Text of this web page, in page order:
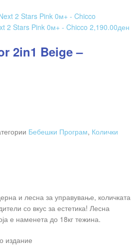
2 Stars Pink 0м+ - Chicco 2,190.00ден
2in1 Beige –
Бебешки Програм, Колички
и лесна за управување, количката
со вкус за естетика! Лесна
е наменета до 18кг тежина.
издание